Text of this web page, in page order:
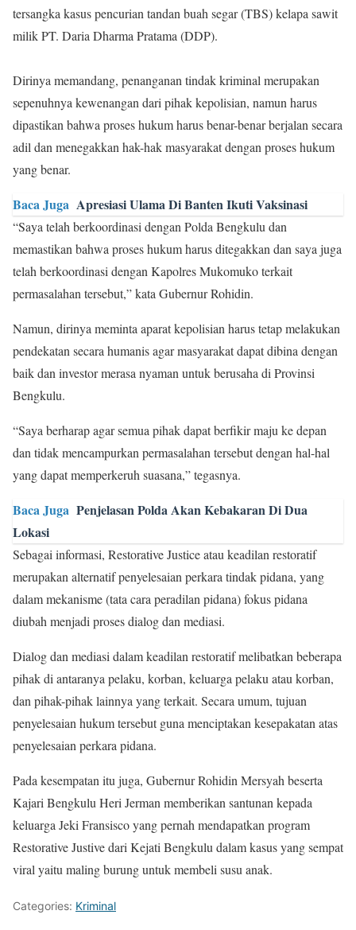
tersangka kasus pencurian tandan buah segar (TBS) kelapa sawit
milik PT. Daria Dharma Pratama (DDP).
Dirinya memandang, penanganan tindak kriminal merupakan
sepenuhnya kewenangan dari pihak kepolisian, namun harus
dipastikan bahwa proses hukum harus benar-benar berjalan secara
adil dan menegakkan hak-hak masyarakat dengan proses hukum
yang benar.
Baca Juga Apresiasi Ulama Di Banten Ikuti Vaksinasi
“Saya telah berkoordinasi dengan Polda Bengkulu dan
memastikan bahwa proses hukum harus ditegakkan dan saya juga
telah berkoordinasi dengan Kapolres Mukomuko terkait
permasalahan tersebut,” kata Gubernur Rohidin.
Namun, dirinya meminta aparat kepolisian harus tetap melakukan
pendekatan secara humanis agar masyarakat dapat dibina dengan
baik dan investor merasa nyaman untuk berusaha di Provinsi
Bengkulu.
“Saya berharap agar semua pihak dapat berfikir maju ke depan
dan tidak mencampurkan permasalahan tersebut dengan hal-hal
yang dapat memperkeruh suasana,” tegasnya.
Baca Juga Penjelasan Polda Akan Kebakaran Di Dua
Lokasi
Sebagai informasi, Restorative Justice atau keadilan restoratif
merupakan alternatif penyelesaian perkara tindak pidana, yang
dalam mekanisme (tata cara peradilan pidana) fokus pidana
diubah menjadi proses dialog dan mediasi.
Dialog dan mediasi dalam keadilan restoratif melibatkan beberapa
pihak di antaranya pelaku, korban, keluarga pelaku atau korban,
dan pihak-pihak lainnya yang terkait. Secara umum, tujuan
penyelesaian hukum tersebut guna menciptakan kesepakatan atas
penyelesaian perkara pidana.
Pada kesempatan itu juga, Gubernur Rohidin Mersyah beserta
Kajari Bengkulu Heri Jerman memberikan santunan kepada
keluarga Jeki Fransisco yang pernah mendapatkan program
Restorative Justive dari Kejati Bengkulu dalam kasus yang sempat
viral yaitu maling burung untuk membeli susu anak.
Categories: Kriminal